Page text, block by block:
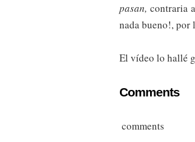
pasan,contraria
nada bueno!, por
El vídeo lo hallé
Comments
comments